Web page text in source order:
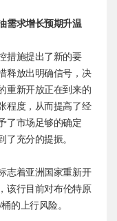
需求增长预期升温
措施提出了新的要
释放出明确信号，决
重新开放正在到来的
程度，从而提高了经
了市场足够的确定
充分的提振。
志着亚洲国家重新开
该行目前对布伦特原
的上行风险。